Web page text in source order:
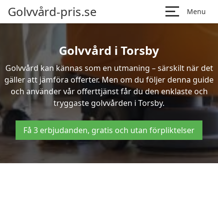
Golvvård-pris.se Menu
Golvvård i Torsby
Golvvård kan kännas som en utmaning – särskilt när det
gäller att jämföra offerter. Men om du följer denna guide
och använder vår offerttjänst får du den enklaste och
tryggaste golvvården i Torsby.
Få 3 erbjudanden, gratis och utan förpliktelser